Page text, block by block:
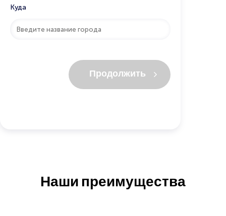
Куда
Продолжить
Наши преимущества